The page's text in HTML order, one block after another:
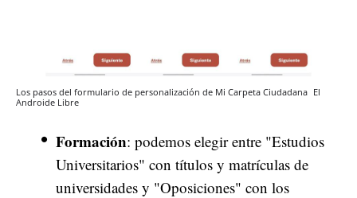
Los pasos del formulario de personalización de Mi Carpeta Ciudadana El
Androide Libre
Formación: podemos elegir entre "Estudios
Universitarios" con títulos y matrículas de
universidades y "Oposiciones" con los